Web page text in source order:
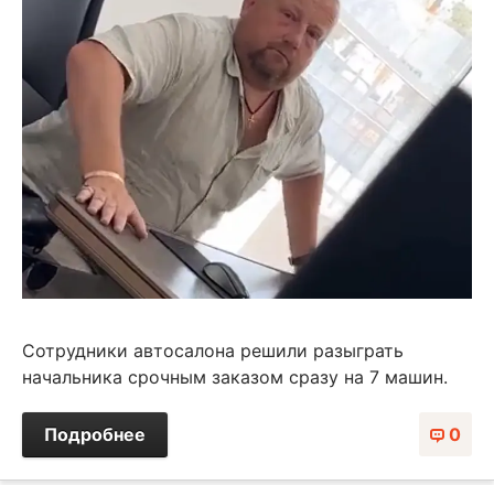
Сотрудники автосалона решили разыграть
начальника срочным заказом сразу на 7 машин.
0
Подробнее